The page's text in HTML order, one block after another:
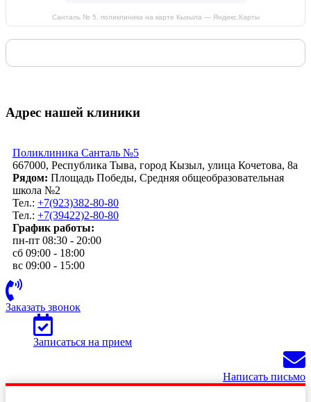
Санталь № 5, поликлиника на карте Кызыла — Яндекс.Карты
Адрес нашей клиники
Поликлиника Санталь №5
667000, Республика Тыва, город Кызыл, улица Кочетова, 8а
Рядом: Площадь Победы, Средняя общеобразовательная
школа №2
Тел.: +7(923)382-80-80
Тел.: +7(39422)2-80-80
График работы:
пн-пт 08:30 - 20:00
сб 09:00 - 18:00
вс 09:00 - 15:00
Заказать звонок
Записаться на прием
Написать письмо